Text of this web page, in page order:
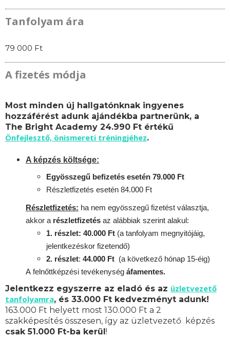
Tanfolyam ára
79 000 Ft
A fizetés módja
Most minden új hallgatónknak ingyenes
hozzáférést adunk ajándékba partnerünk, a
The Bright Academy 24.990 Ft értékű
Önfejlesztő, önismereti tréningjéhez.
A képzés költsége:
Egyösszegű befizetés esetén 79.000 Ft
Részletfizetés esetén 84.000 Ft
Részletfizetés: ha nem egyösszegű fizetést választja,
akkor a részletfizetés az alábbiak szerint alakul:
1. részlet: 40.000 Ft (a tanfolyam megnyitójáig,
jelentkezéskor fizetendő)
2. részlet: 44.000 Ft (a következő hónap 15-éig)
A felnőttképzési tevékenység áfamentes.
Jelentkezz egyszerre az eladó és az üzletvezető
tanfolyamra, és 33.000 Ft kedvezményt adunk!
163.000 Ft helyett most 130.000 Ft a 2
szakképesítés összesen, így az üzletvezető képzés
csak 51.000 Ft-ba kerül !